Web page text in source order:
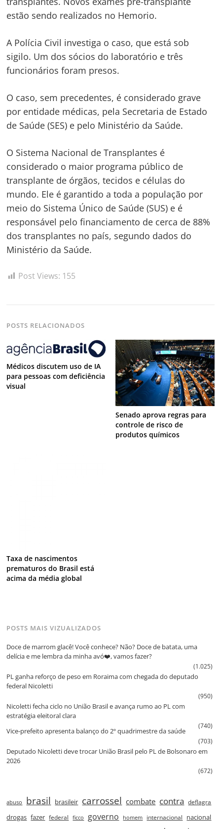
estão sendo realizados no Hemorio.
A Polícia Civil investiga o caso, que está sob
sigilo. Um dos sócios do laboratório e três
funcionários foram presos.
O caso, sem precedentes, é considerado grave
por entidade médicas, pela Secretaria de Estado
de Saúde (SES) e pelo Ministério da Saúde.
O Sistema Nacional de Transplantes é
considerado o maior programa público de
transplante de órgãos, tecidos e células do
mundo. Ele é garantido a toda a população por
meio do Sistema Único de Saúde (SUS) e é
responsável pelo financiamento de cerca de 88%
dos transplantes no país, segundo dados do
Ministério da Saúde.
Post Views: 155
POSTS RELACIONADOS
Médicos discutem uso de IA
para pessoas com deficiência
visual
Senado aprova regras para
controle de risco de
produtos químicos
Taxa de nascimentos
prematuros do Brasil está
acima da média global
POSTS MAIS VIZUALIZADOS
Doce de marrom glacê! Você conhece? Não? Doce de batata, uma
delícia e me lembra da minha avó❤️, vamos fazer?
(1.025)
PL ganha reforço de peso em Roraima com chegada do deputado
federal Nicoletti
(950)
Nicoletti fecha ciclo no União Brasil e avança rumo ao PL com
estratégia eleitoral clara
(740)
Vice‑prefeito apresenta balanço do 2º quadrimestre da saúde
(703)
Deputado Nicoletti deve trocar União Brasil pelo PL de Bolsonaro em
2026
(672)
abuso brasil brasileir carrossel combate contra deflagra
drogas fazer federal ficco governo homem internacional nacional